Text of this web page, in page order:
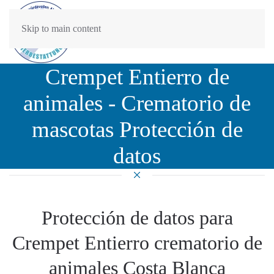
Skip to main content
Crempet Entierro de
animales - Crematorio de
mascotas Protección de
datos
Protección de datos para
Crempet Entierro crematorio de
animales Costa Blanca